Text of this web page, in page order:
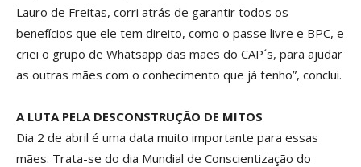
Lauro de Freitas, corri atrás de garantir todos os
benefícios que ele tem direito, como o passe livre e BPC, e
criei o grupo de Whatsapp das mães do CAP´s, para ajudar
as outras mães com o conhecimento que já tenho”, conclui.
A LUTA PELA DESCONSTRUÇÃO DE MITOS
Dia 2 de abril é uma data muito importante para essas
mães. Trata-se do dia Mundial de Conscientização do